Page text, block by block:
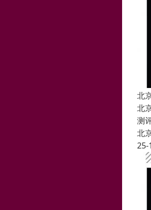
北
北
测
北
25-